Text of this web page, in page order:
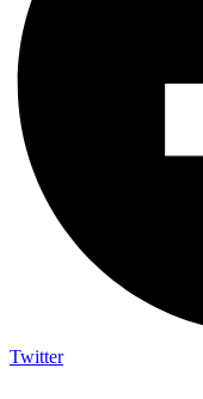
Twitter